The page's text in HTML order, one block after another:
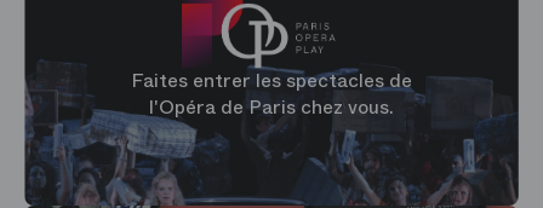
Faites entrer les spectacles de
l'Opéra de Paris chez vous.